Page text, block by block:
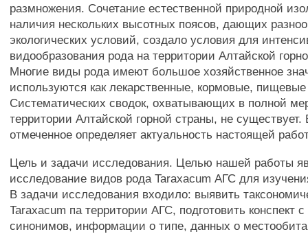
размножения. Сочетание естественной природной
наличия нескольких высотных поясов, дающих
экологических условий, создало условия для
видообразования рода на территории Алтайской
Многие виды рода имеют большое хозяйственное
используются как лекарственные, кормовые,
Систематических сводок, охватывающих в полной
территории Алтайской горной страны, не
отмеченное определяет актуальность настоящей
Цель и задачи исследования. Целью нашей работы
исследование видов рода Taraxacum АГС для
В задачи исследования входило: выявить
Taraxacum па территории АГС, подготовить конспект
синонимов, информации о типе, данных о